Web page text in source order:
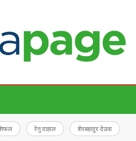
रेनु दाहाल शेरबहादुर देउवा